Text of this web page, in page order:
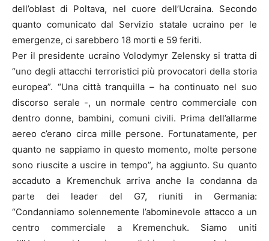
dell’oblast di Poltava, nel cuore dell’Ucraina. Secondo
quanto comunicato dal Servizio statale ucraino per le
emergenze, ci sarebbero 18 morti e 59 feriti.
Per il presidente ucraino Volodymyr Zelensky si tratta di
“uno degli attacchi terroristici più provocatori della storia
europea”. “Una città tranquilla – ha continuato nel suo
discorso serale -, un normale centro commerciale con
dentro donne, bambini, comuni civili. Prima dell’allarme
aereo c’erano circa mille persone. Fortunatamente, per
quanto ne sappiamo in questo momento, molte persone
sono riuscite a uscire in tempo”, ha aggiunto. Su quanto
accaduto a Kremenchuk arriva anche la condanna da
parte dei leader del G7, riuniti in Germania:
“Condanniamo solennemente l’abominevole attacco a un
centro commerciale a Kremenchuk. Siamo uniti